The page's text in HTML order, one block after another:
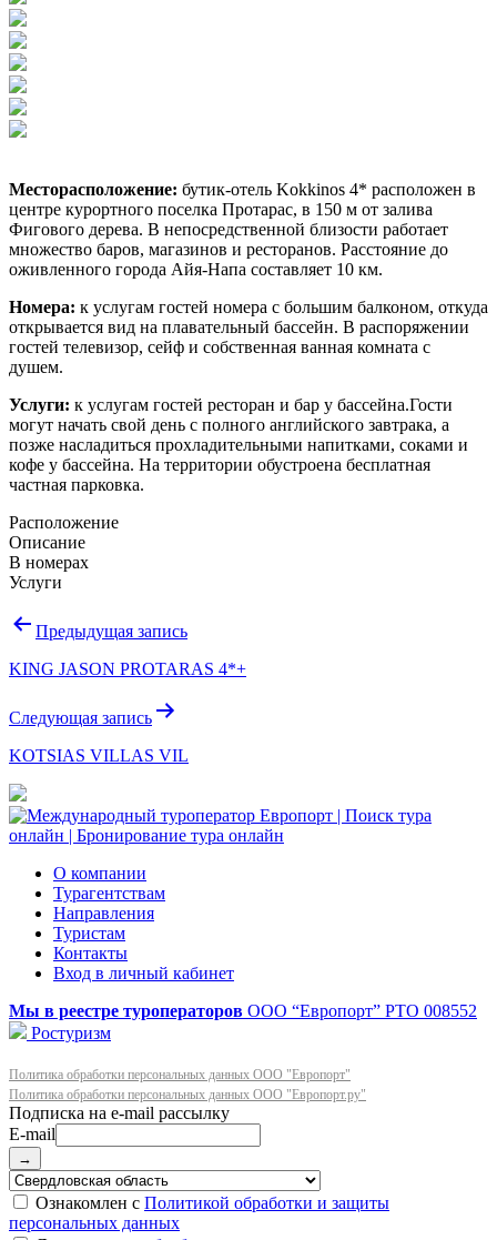
Месторасположение: бутик-отель Kokkinos 4* расположен в
центре курортного поселка Протарас, в 150 м от залива
Фигового дерева. В непосредственной близости работает
множество баров, магазинов и ресторанов. Расстояние до
оживленного города Айя-Напа составляет 10 км.
Номера: к услугам гостей номера с большим балконом, откуда
открывается вид на плавательный бассейн. В распоряжении
гостей телевизор, сейф и собственная ванная комната с
душем.
Услуги: к услугам гостей ресторан и бар у бассейна.Гости
могут начать свой день с полного английского завтрака, а
позже насладиться прохладительными напитками, соками и
кофе у бассейна. На территории обустроена бесплатная
частная парковка.
Расположение
Описание
В номерах
Услуги
Навигация
записям
Предыдущая запись
KING JASON PROTARAS 4*+
Следующая запись
KOTSIAS VILLAS VIL
О компании
Турагентствам
Направления
Туристам
Контакты
Вход в личный кабинет
Мы в реестре туроператоров ООО “Европорт” РТО 008552
Ростуризм
Политика обработки персональных данных ООО "Европорт"
Политика обработки персональных данных ООО "Европорт.ру"
E-mail
→
Ознакомлен с Политикой обработки и защиты
персональных данных